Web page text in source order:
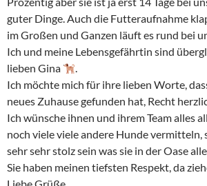
guter Dinge. Auch die Futteraufnahme
im Großen und Ganzen läuft es rund bei
Ich und meine Lebensgefährtin sind
lieben Gina
.
Ich möchte mich für ihre lieben Worte,
neues Zuhause gefunden hat, Recht
Ich wünsche ihnen und ihrem Team alles
noch viele viele andere Hunde vermitteln,
sehr sehr stolz sein was sie in der Oase
Sie haben meinen tiefsten Respekt, da